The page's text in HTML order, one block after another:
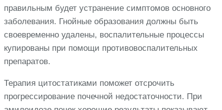
правильным будет устранение симптомов основного
заболевания. Гнойные образования должны быть
своевременно удалены, воспалительные процессы
купированы при помощи противовоспалительных
препаратов.
Терапия цитостатиками поможет отсрочить
прогрессирование почечной недостаточности. При